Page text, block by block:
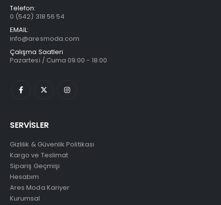
Telefon:
0 (542) 318 56 54
EMAIL:
info@aresmoda.com
Çalışma Saatleri
Pazartesi / Cuma 09:00 - 18:00
SERVİSLER
Gizlilik & Güvenlik Politikası
Kargo ve Teslimat
Sipariş Geçmişi
Hesabım
Ares Moda Kariyer
Kurumsal